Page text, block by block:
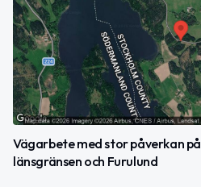
Vägarbete med stor påverkan
länsgränsen och Furulund